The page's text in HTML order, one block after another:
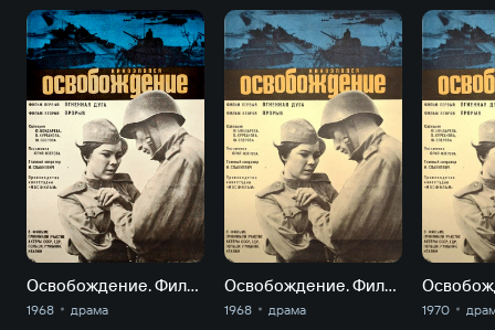
Освобождение. Фильм 1. Огненная дуга
1968 драма
Освобождение. Фильм 2-й. Прорыв
1968 драма 1970